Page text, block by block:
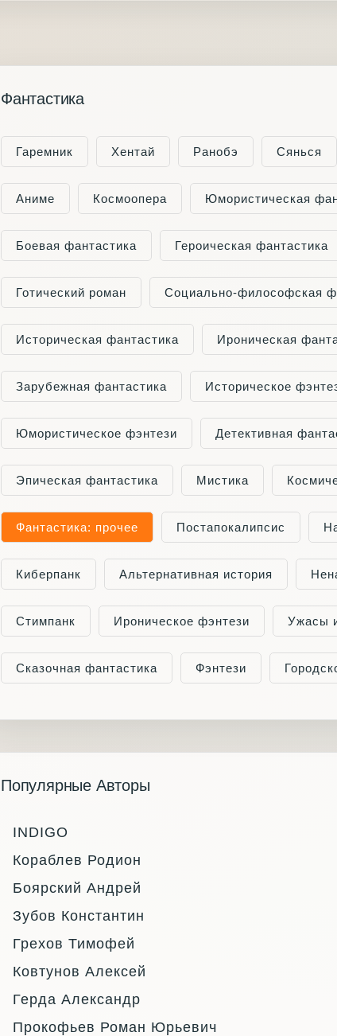
Фантастика
Гаремник Хентай Ранобэ Сянься
Аниме Космоопера Юмористическая
Боевая фантастика Героическая фантастика
Готический роман Социально-философская
Историческая фантастика Ироническая
Зарубежная фантастика Историческое
Юмористическое фэнтези Детективная
Эпическая фантастика Мистика
Фантастика: прочее Постапокалипсис
Киберпанк Альтернативная история
Стимпанк Ироническое фэнтези Ужасы
Сказочная фантастика Фэнтези
Популярные Авторы
INDIGO
Кораблев Родион
Боярский Андрей
Зубов Константин
Грехов Тимофей
Ковтунов Алексей
Герда Александр
Прокофьев Роман Юрьевич